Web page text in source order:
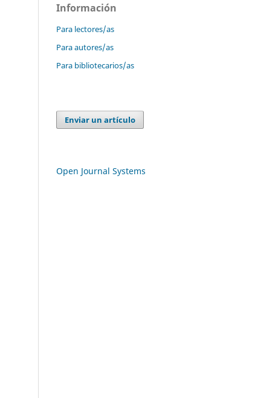
Información
Para lectores/as
Para autores/as
Para bibliotecarios/as
Enviar un artículo
Open Journal Systems